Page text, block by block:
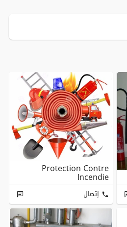
Protection Contre
Incendie
إتصال